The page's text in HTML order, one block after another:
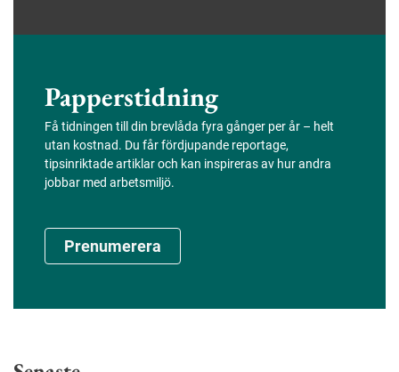
Papperstidning
Få tidningen till din brevlåda fyra gånger per år – helt
utan kostnad. Du får fördjupande reportage,
tipsinriktade artiklar och kan inspireras av hur andra
jobbar med arbetsmiljö.
Prenumerera